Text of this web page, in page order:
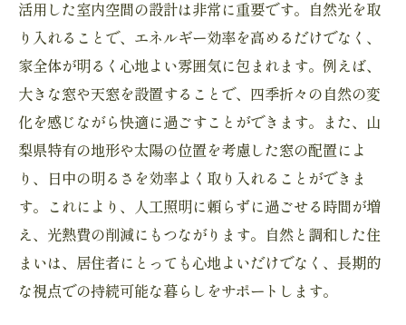
自然を感じるアウトドアリビング
山梨の自然を感じる注文住宅未来にわたる心地
よい住まい
長期的に住み続けられる家づくり
自然との調和を意識した外観デザイン
地域コミュニティと共生する住まい
環境保護と経済性を両立する設計
子育てに最適な自然環境の活用
次世代に引き継ぐ価値ある住まい
活用した室内空間の設計は非常に重要です。自然光を取
り入れることで、エネルギー効率を高めるだけでなく、
家全体が明るく心地よい雰囲気に包まれます。例えば、
大きな窓や天窓を設置することで、四季折々の自然の変
化を感じながら快適に過ごすことができます。また、山
梨県特有の地形や太陽の位置を考慮した窓の配置によ
り、日中の明るさを効率よく取り入れることができま
す。これにより、人工照明に頼らずに過ごせる時間が増
え、光熱費の削減にもつながります。自然と調和した住
まいは、居住者にとっても心地よいだけでなく、長期的
な視点での持続可能な暮らしをサポートします。